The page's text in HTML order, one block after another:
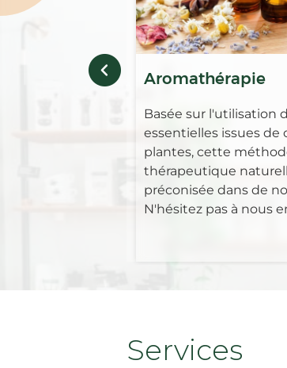
Aromathérapie
Basée sur l'utilisation
essentielles issues de
plantes, cette
thérapeutique
préconisée dans de
N'hésitez pas à nous
Services